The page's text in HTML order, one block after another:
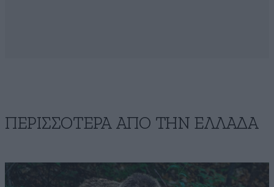
ΠΕΡΙΣΣΟΤΕΡΑ ΑΠΟ ΤΗΝ ΕΛΛΑΔΑ